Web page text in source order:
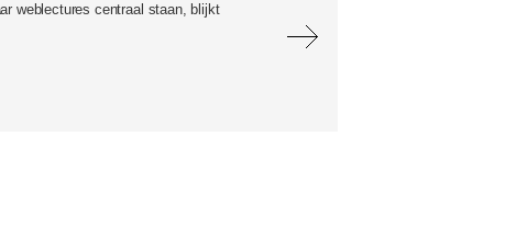
weblectures centraal staan, blijkt